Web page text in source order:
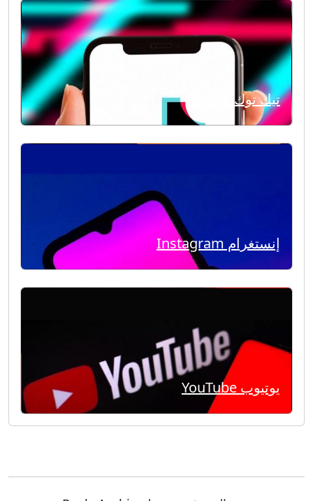
تيك توك TikTok
إنستغرام Instagram
يوتيوب YouTube